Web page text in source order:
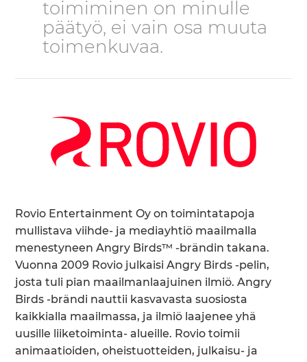
toimiminen on minulle
päätyö, ei vain osa muuta
toimenkuvaa.
Rovio Entertainment Oy on toimintatapoja
mullistava viihde- ja mediayhtiö maailmalla
menestyneen Angry Birds™ -brändin takana.
Vuonna 2009 Rovio julkaisi Angry Birds -pelin,
josta tuli pian maailmanlaajuinen ilmiö. Angry
Birds -brändi nauttii kasvavasta suosiosta
kaikkialla maailmassa, ja ilmiö laajenee yhä
uusille liiketoiminta- alueille. Rovio toimii
animaatioiden, oheistuotteiden, julkaisu- ja